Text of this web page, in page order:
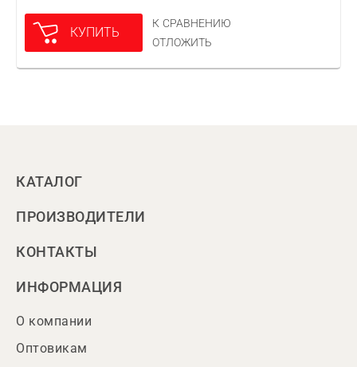
КУПИТЬ
К СРАВНЕНИЮ
ОТЛОЖИТЬ
КАТАЛОГ
ПРОИЗВОДИТЕЛИ
КОНТАКТЫ
ИНФОРМАЦИЯ
О компании
Оптовикам